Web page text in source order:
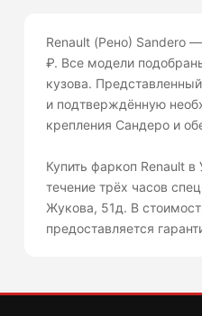
Renault (Рено) Sandero
₽. Все модели
кузова.
и подтверждённую
крепления Сандеро и
Купить фаркоп Renault
течение трёх часов
Жукова, 51д. В
предоставляется